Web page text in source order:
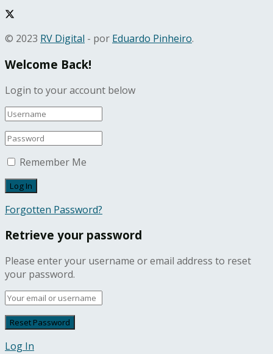
© 2023 RV Digital - por Eduardo Pinheiro.
Welcome Back!
Login to your account below
Remember Me
Forgotten Password?
Retrieve your password
Please enter your username or email address to reset
your password.
Log In